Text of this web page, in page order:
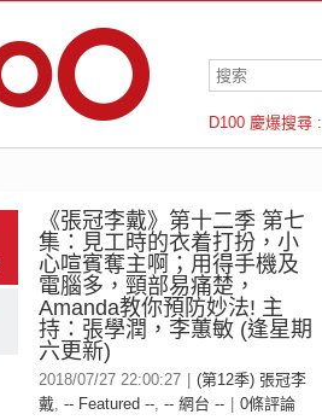
D100 慶爆搜尋 :
羅倫斯
《張冠李戴》第十二季 第七
集：見工時的衣着打扮，小
心喧賓奪主啊；用得手機及
電腦多，頸部易痛楚，
Amanda教你預防妙法! 主
持：張學潤，李蕙敏 (逢星期
六更新)
2018/07/27 22:00:27
(第12季) 張冠李
戴, -- Featured --, -- 網台 -- 0條評論